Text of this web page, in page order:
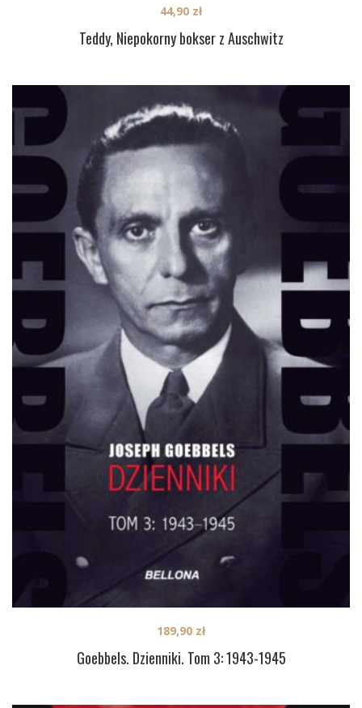
Teddy, Niepokorny bokser z Auschwitz
44,90 zł
Goebbels. Dzienniki. Tom 3: 1943-1945
189,90 zł